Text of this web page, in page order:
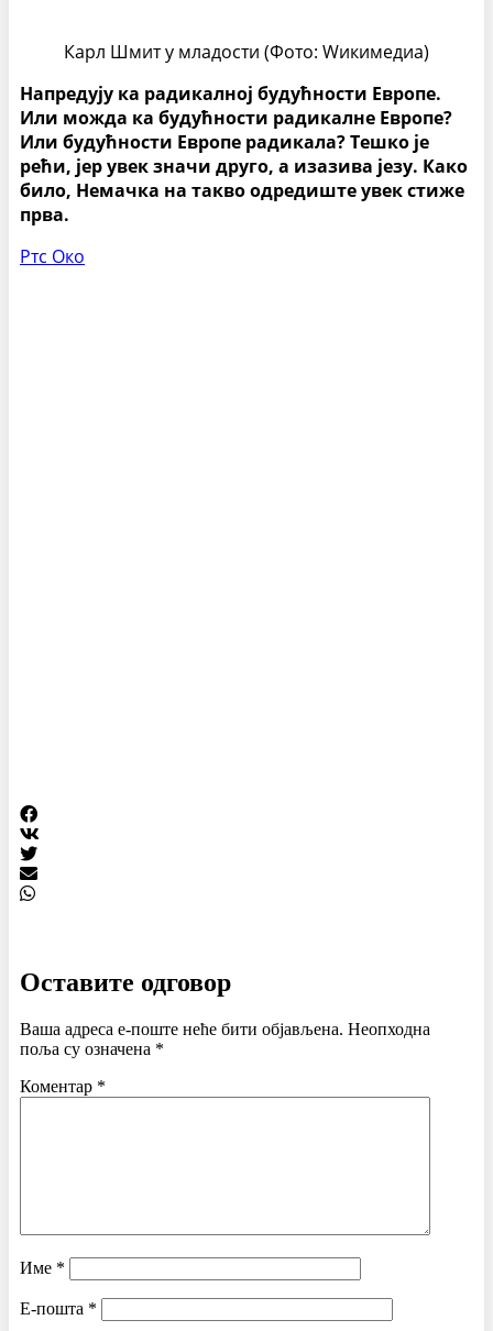
Карл Шмит у младости (Фото: Wикимедиа)
Напредују ка радикалној будућности Европе.
Или можда ка будућности радикалне Европе?
Или будућности Европе радикала? Тешко је
рећи, јер увек значи друго, а изазива језу. Како
било, Немачка на такво одредиште увек стиже
прва.
Ртс Око
Оставите одговор
Ваша адреса е-поште неће бити објављена. Неопходна
поља су означена *
Коментар *
Име *
Е-пошта *